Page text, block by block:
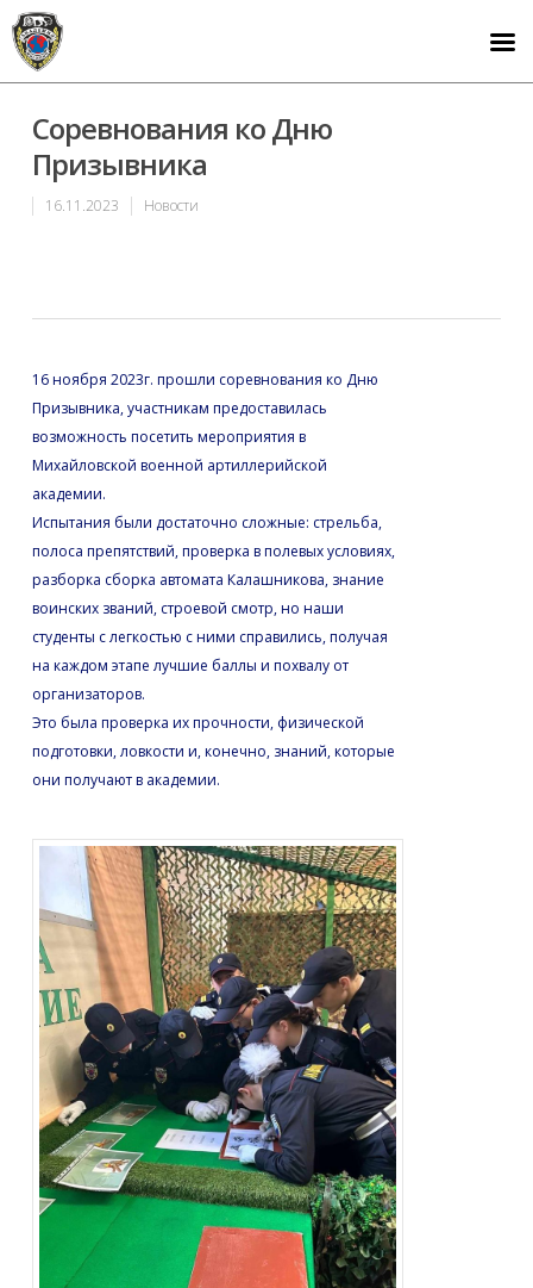
Соревнования ко Дню
Призывника
16.11.2023 Новости
16 ноября 2023г. прошли соревнования ко Дню
Призывника, участникам предоставилась
возможность посетить мероприятия в
Михайловской военной артиллерийской
академии.
Испытания были достаточно сложные: стрельба,
полоса препятствий, проверка в полевых условиях,
разборка сборка автомата Калашникова, знание
воинских званий, строевой смотр, но наши
студенты с легкостью с ними справились, получая
на каждом этапе лучшие баллы и похвалу от
организаторов.
Это была проверка их прочности, физической
подготовки, ловкости и, конечно, знаний, которые
они получают в академии.